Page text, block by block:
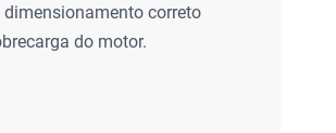
correto
do motor.